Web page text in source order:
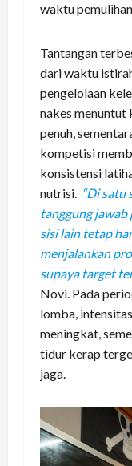
waktu
Tantangan
dari waktu
pengelolaan
nakes menuntut
penuh,
kompetisi
konsistensi
nutrisi. “Di satu
tanggung jawab
sisi lain tetap
menjalankan
supaya target
Novi. Pada
lomba,
meningkat,
tidur kerap
jaga.